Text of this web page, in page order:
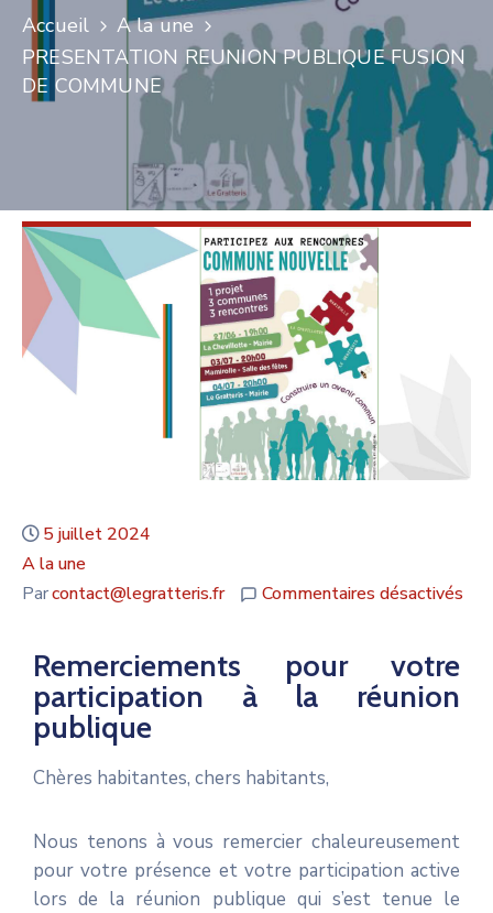
Accueil
A la une
PRESENTATION REUNION PUBLIQUE FUSION
DE COMMUNE
5 juillet 2024
A la une
Parcontact@legratteris.fr Commentaires désactivés
Remerciements pour votre
participation à la réunion
publique
Chères habitantes, chers habitants,
Nous tenons à vous remercier chaleureusement
pour votre présence et votre participation active
lors de la réunion publique qui s’est tenue le